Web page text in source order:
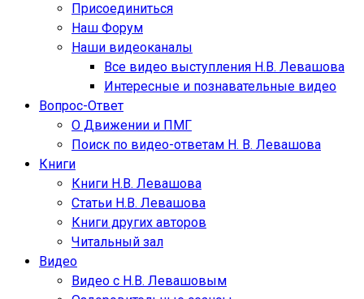
Присоединиться
Наш Форум
Наши видеоканалы
Все видео выступления Н.В. Левашова
Интересные и познавательные видео
Вопрос-Ответ
О Движении и ПМГ
Поиск по видео-ответам Н. В. Левашова
Книги
Книги Н.В. Левашова
Статьи Н.В. Левашова
Книги других авторов
Читальный зал
Видео
Видео с Н.В. Левашовым